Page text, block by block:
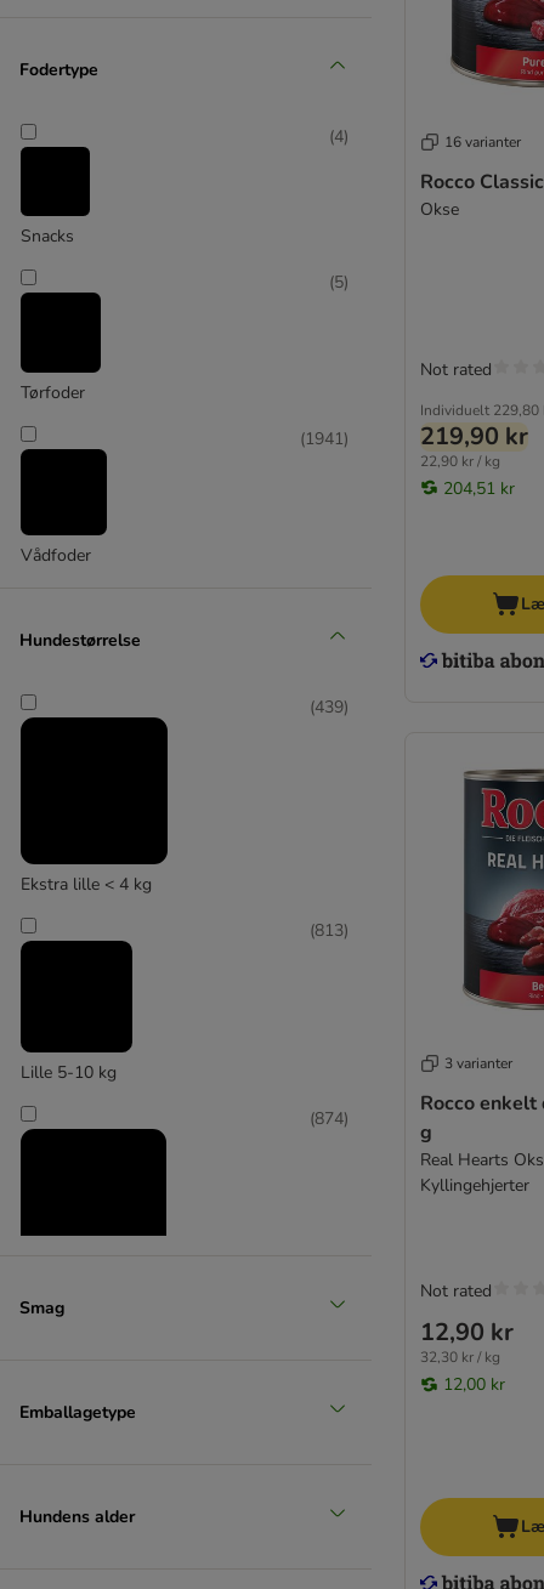
Ziwi Peak
Kornfrit
(7)
Animonda Carny
Fodertype
Snacks
(4)
Tørfoder
(5)
Vådfoder
(1941)
Hundestørrelse
Ekstra lille < 4 kg
(439)
Lille 5-10 kg
(813)
(874)
Smag
Emballagetype
Hundens alder
16 varianter
Rocco
Okse
Individuelt 229,80
219,90 kr
22,90 kr / kg
204,51 kr
Not rated
3 varianter
Rocco enkelt
g
Real Hearts
Kyllingehjerter
12,90 kr
32,30 kr / kg
12,00 kr
Not rated